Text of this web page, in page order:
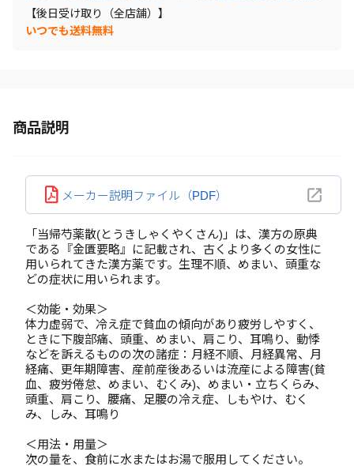
【後日受け取り（全店舗）】
いつでも送料無料
商品説明
メーカー説明ファイル（PDF）
「当帰芍薬散(とうきしゃくやくさん)」は、漢方の原典
である『金匱要略』に記載され、古くより多くの女性に
用いられてきた漢方薬です。生理不順、めまい、頭重な
どの症状に用いられます。
＜効能・効果＞
体力虚弱で、冷え症で貧血の傾向があり疲労しやすく、
ときに下腹部痛、頭重、めまい、肩こり、耳鳴り、動悸
などを訴えるものの次の諸症：月経不順、月経異常、月
経痛、更年期障害、産前産後あるいは流産による障害(貧
血、疲労倦怠、めまい、むくみ)、めまい・立ちくらみ、
頭重、肩こり、腰痛、足腰の冷え症、しもやけ、むく
み、しみ、耳鳴り
＜用法・用量＞
次の量を、食前に水またはお湯で服用してください。